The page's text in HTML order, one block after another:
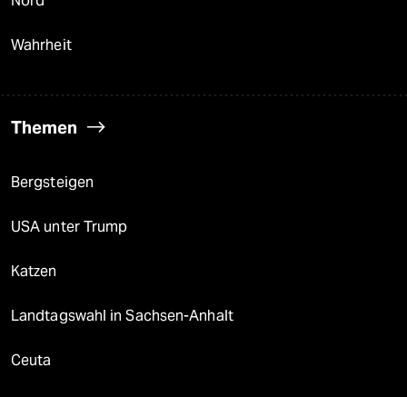
Wahrheit
Themen
Bergsteigen
USA unter Trump
Katzen
Landtagswahl in Sachsen-Anhalt
Ceuta